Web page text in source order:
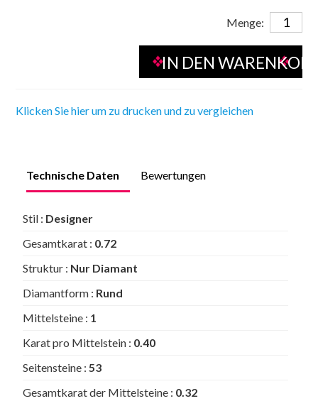
Menge:
Klicken Sie hier um zu drucken und zu vergleichen
Technische Daten Bewertungen
Stil : Designer
Gesamtkarat : 0.72
Struktur : Nur Diamant
Diamantform : Rund
Mittelsteine : 1
Karat pro Mittelstein : 0.40
Seitensteine :53
Gesamtkarat der Mittelsteine : 0.32